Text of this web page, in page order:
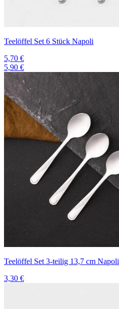
Teelöffel Set 6 Stück Napoli
5,70 €
5,90 €
Teelöffel Set 3-teilig 13,7 cm Napoli
3,30 €